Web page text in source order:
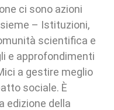
ci sono azioni
– Istituzioni,
scientifica e
e approfondimenti
a gestire meglio
sociale. È
edizione della